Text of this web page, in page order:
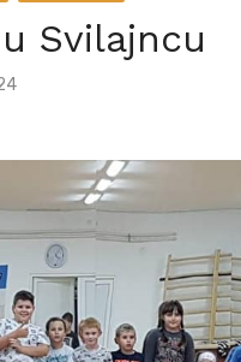
Svilajncu